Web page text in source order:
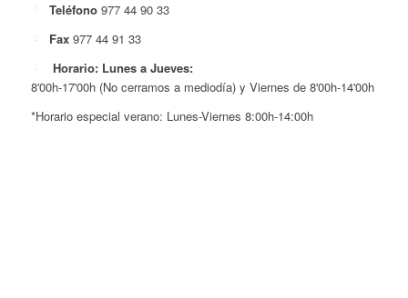
Teléfono 977 44 90 33
Fax 977 44 91 33
Horario: Lunes a Jueves:
8'00h-17'00h (No cerramos a mediodía) y Viernes de 8'00h-14'00h
*Horario especial verano: Lunes-Viernes 8:00h-14:00h